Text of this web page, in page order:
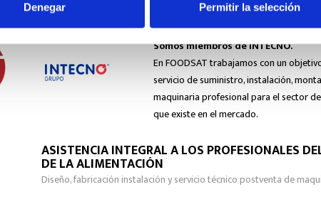
Denegar Permitir la selección
Somos miembros de INTECNO.
En FOODSAT trabajamos con un
servicio de suministro, instalación,
maquinaria profesional para el sector
que existe en el mercado.
ASISTENCIA INTEGRAL A LOS PROFESIONALES
DE LA ALIMENTACIÓN
Diseño, fabricación instalación y servicio técnico postventa de